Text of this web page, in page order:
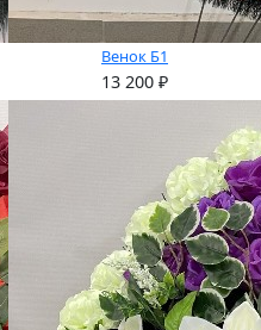
Венок Б1
13 200 ₽